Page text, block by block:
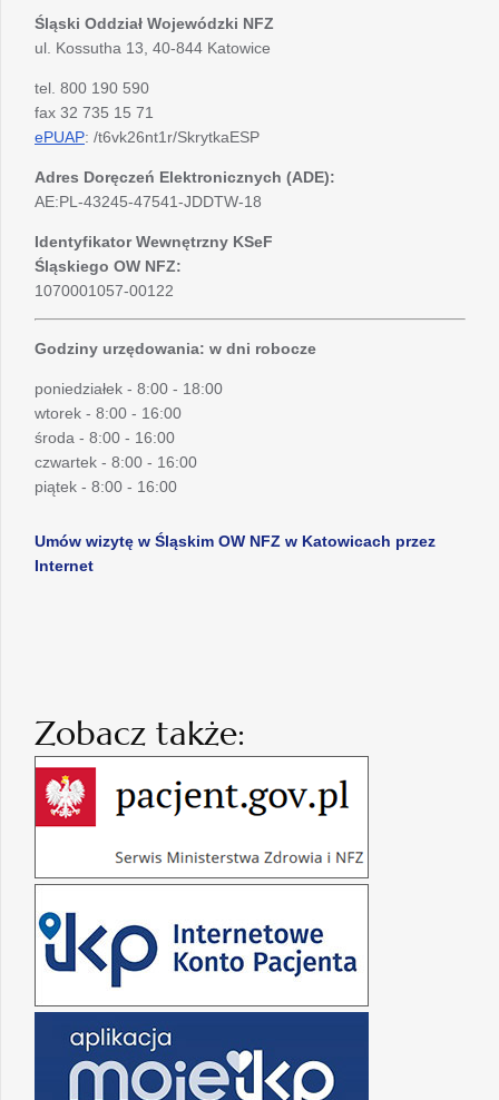
Śląski Oddział Wojewódzki NFZ
ul. Kossutha 13, 40-844 Katowice
tel. 800 190 590
fax 32 735 15 71
ePUAP: /t6vk26nt1r/SkrytkaESP
Adres Doręczeń Elektronicznych (ADE):
AE:PL-43245-47541-JDDTW-18
Identyfikator Wewnętrzny KSeF
Śląskiego OW NFZ:
1070001057-00122
Godziny urzędowania: w dni robocze
poniedziałek - 8:00 - 18:00
wtorek - 8:00 - 16:00
środa - 8:00 - 16:00
czwartek - 8:00 - 16:00
piątek - 8:00 - 16:00
Umów wizytę w Śląskim OW NFZ w Katowicach przez
Internet
Zobacz także: